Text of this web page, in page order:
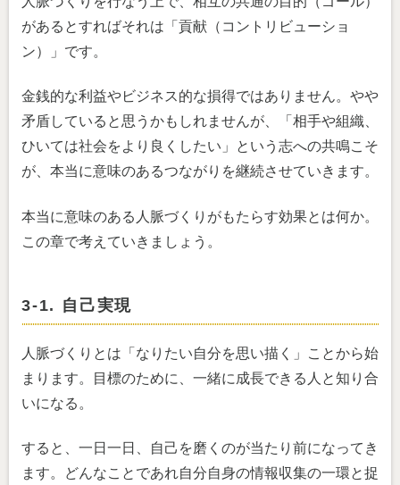
があるとすればそれは「貢献（コントリビューショ
ン）」です。
金銭的な利益やビジネス的な損得ではありません。やや
矛盾していると思うかもしれませんが、「相手や組織、
ひいては社会をより良くしたい」という志への共鳴こそ
が、本当に意味のあるつながりを継続させていきます。
本当に意味のある人脈づくりがもたらす効果とは何か。
この章で考えていきましょう。
3-1. 自己実現
人脈づくりとは「なりたい自分を思い描く」ことから始
まります。目標のために、一緒に成長できる人と知り合
いになる。
すると、一日一日、自己を磨くのが当たり前になってき
ます。どんなことであれ自分自身の情報収集の一環と捉